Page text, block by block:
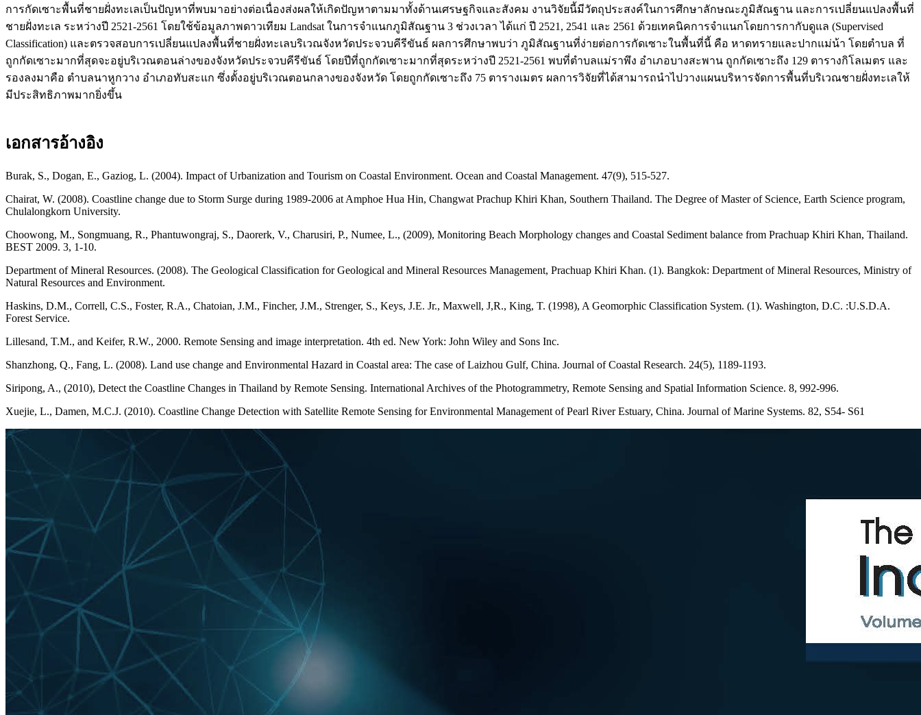
การกัดเซาะพื้นที่ชายฝั่งทะเลเป็นปัญหาที่พบมาอย่างต่อเนื่องส่งผลให้เกิดปัญหาตามมาทั้งด้านเศรษฐกิจและสังคม งานวิจัยนี้มีวัตถุประสงค์ในการศึกษาลักษณะภูมิสัณฐาน และการเปลี่ยนแปลงพื้นที่
ชายฝั่งทะเล ระหว่างปี 2521-2561 โดยใช้ข้อมูลภาพดาวเทียม Landsat ในการจำแนกภูมิสัณฐาน 3 ช่วงเวลา ได้แก่ ปี 2521, 2541 และ 2561 ด้วยเทคนิคการจำแนกโดยการกากับดูแล (Supervised
Classification) และตรวจสอบการเปลี่ยนแปลงพื้นที่ชายฝั่งทะเลบริเวณจังหวัดประจวบคีรีขันธ์ ผลการศึกษาพบว่า ภูมิสัณฐานที่ง่ายต่อการกัดเซาะในพื้นที่นี้ คือ หาดทรายและปากแม่น้า โดยตำบล ที่
ถูกกัดเซาะมากที่สุดจะอยู่บริเวณตอนล่างของจังหวัดประจวบคีรีขันธ์ โดยปีที่ถูกกัดเซาะมากที่สุดระหว่างปี 2521-2561 พบที่ตำบลแม่ราพึง อำเภอบางสะพาน ถูกกัดเซาะถึง 129 ตารางกิโลเมตร และ
รองลงมาคือ ตำบลนาหูกวาง อำเภอทับสะแก ซึ่งตั้งอยู่บริเวณตอนกลางของจังหวัด โดยถูกกัดเซาะถึง 75 ตารางเมตร ผลการวิจัยที่ได้สามารถนำไปวางแผนบริหารจัดการพื้นที่บริเวณชายฝั่งทะเลให้
มีประสิทธิภาพมากยิ่งขึ้น
เอกสารอ้างอิง
Burak, S., Dogan, E., Gaziog, L. (2004). Impact of Urbanization and Tourism on Coastal Environment. Ocean and Coastal Management. 47(9), 515-527.
Chairat, W. (2008). Coastline change due to Storm Surge during 1989-2006 at Amphoe Hua Hin, Changwat Prachup Khiri Khan, Southern Thailand. The Degree of Master of Science, Earth Science program,
Chulalongkorn University.
Choowong, M., Songmuang, R., Phantuwongraj, S., Daorerk, V., Charusiri, P., Numee, L., (2009), Monitoring Beach Morphology changes and Coastal Sediment balance from Prachuap Khiri Khan, Thailand.
BEST 2009. 3, 1-10.
Department of Mineral Resources. (2008). The Geological Classification for Geological and Mineral Resources Management, Prachuap Khiri Khan. (1). Bangkok: Department of Mineral Resources, Ministry of
Natural Resources and Environment.
Haskins, D.M., Correll, C.S., Foster, R.A., Chatoian, J.M., Fincher, J.M., Strenger, S., Keys, J.E. Jr., Maxwell, J,R., King, T. (1998), A Geomorphic Classification System. (1). Washington, D.C. :U.S.D.A.
Forest Service.
Lillesand, T.M., and Keifer, R.W., 2000. Remote Sensing and image interpretation. 4th ed. New York: John Wiley and Sons Inc.
Shanzhong, Q., Fang, L. (2008). Land use change and Environmental Hazard in Coastal area: The case of Laizhou Gulf, China. Journal of Coastal Research. 24(5), 1189-1193.
Siripong, A., (2010), Detect the Coastline Changes in Thailand by Remote Sensing. International Archives of the Photogrammetry, Remote Sensing and Spatial Information Science. 8, 992-996.
Xuejie, L., Damen, M.C.J. (2010). Coastline Change Detection with Satellite Remote Sensing for Environmental Management of Pearl River Estuary, China. Journal of Marine Systems. 82, S54- S61